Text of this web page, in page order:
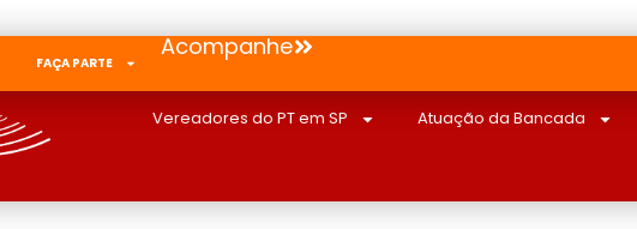
FAÇA PARTE
Acompanhe
Vereadores do PT em SP Atuação da Bancada